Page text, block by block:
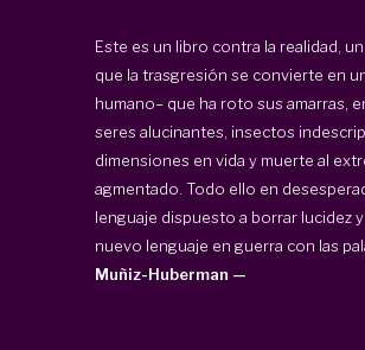
Este es un libro contra la realidad,
que la trasgresión se convierte en
humano– que ha roto sus amarras,
seres alucinantes, insectos
dimensiones en vida y muerte al
agmentado. Todo ello en
lenguaje dispuesto a borrar lucidez
nuevo lenguaje en guerra con las
Muñiz-Huberman —